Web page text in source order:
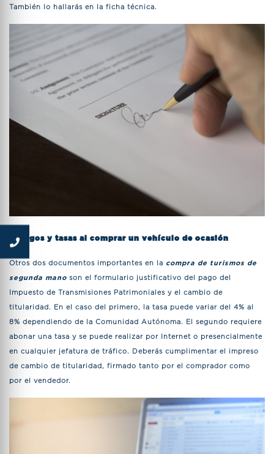
También lo hallarás en la ficha técnica.
3. Pagos y tasas al comprar un vehículo de ocasión
Otros dos documentos importantes en la compra de turismos de
segunda mano son el formulario justificativo del pago del
Impuesto de Transmisiones Patrimoniales y el cambio de
titularidad. En el caso del primero, la tasa puede variar del 4% al
8% dependiendo de la Comunidad Autónoma. El segundo requiere
abonar una tasa y se puede realizar por Internet o presencialmente
en cualquier jefatura de tráfico. Deberás cumplimentar el impreso
de cambio de titularidad, firmado tanto por el comprador como
por el vendedor.